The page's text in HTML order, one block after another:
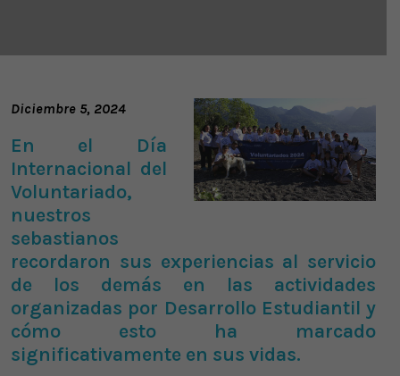
Diciembre 5, 2024
En el Día
Internacional del
Voluntariado,
nuestros
sebastianos
recordaron sus experiencias al servicio
de los demás en las actividades
organizadas por Desarrollo Estudiantil y
cómo esto ha marcado
significativamente en sus vidas.